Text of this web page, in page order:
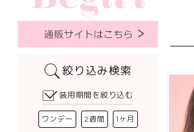
絞り込み検索
装用期間を絞り込む
ワンデー 2週間 1ヶ月